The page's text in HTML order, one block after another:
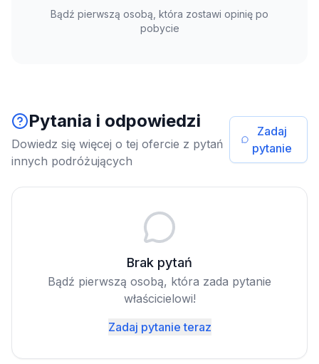
Bądź pierwszą osobą, która zostawi opinię po
pobycie
Pytania i odpowiedzi
Dowiedz się więcej o tej ofercie z pytań
innych podróżujących
Zadaj
pytanie
Brak pytań
Bądź pierwszą osobą, która zada pytanie
właścicielowi!
Zadaj pytanie teraz